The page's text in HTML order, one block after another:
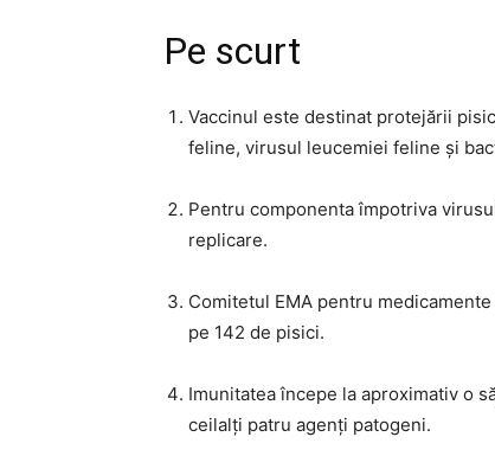
Pe scurt
Vaccinul este destinat protejării
feline, virusul leucemiei feline și
Pentru componenta împotriva
replicare.
Comitetul EMA pentru
pe 142 de pisici.
Imunitatea începe la aproximativ o
ceilalți patru agenți patogeni.